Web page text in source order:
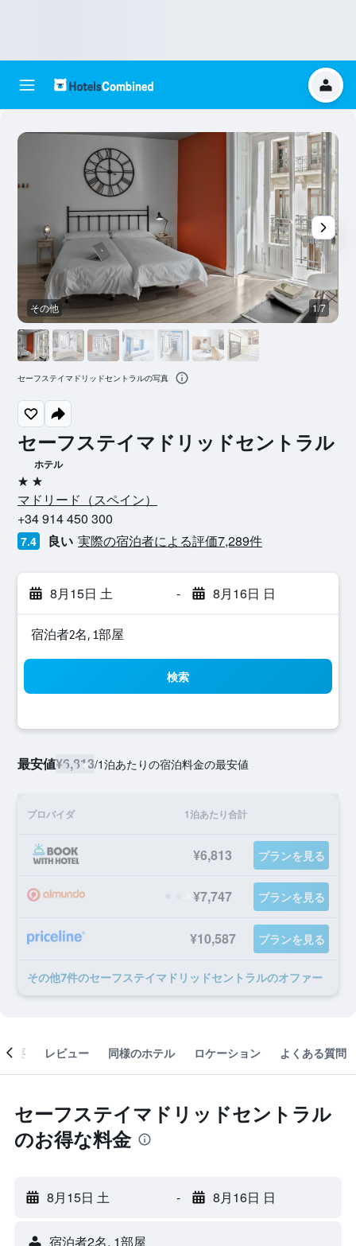
セーフステイマドリッドセントラル
ホテル
2つ星
マドリード​（スペイン​）​
+34 914 450 300
7.4 良い 実際の宿泊者による評価7,289​件
8月15日 土 - 8月16日 日
宿泊者2名, 1​部屋
検索
最安値¥6,813/1泊あたりの宿泊料金の最安値
プロバイダ 1泊あたり合計
¥6,813 プランを見る
¥7,747 プランを見る
¥10,587 プランを見る
​その他7​件のセーフステイマドリッドセントラルのオファー
その他 1/7
セーフステイマドリッドセントラルの写真
概要 レビュー 同様のホテル ロケーション よくある質問
セーフステイマドリッドセントラル
のお得な料金
8月15日 土 - 8月16日 日
宿泊者2名, 1​部屋